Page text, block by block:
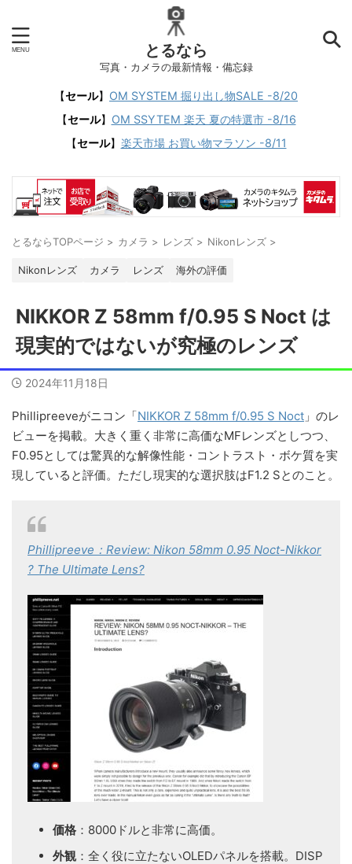
とるなら
写真・カメラの最新情報・備忘録
【セール】 OM SYSTEM 掘り出し物SALE -8/20
【セール】 OM SSYTEM 楽天 夏の特選市 -8/16
【セール】 楽天市場 お買い物マラソン -8/11
とるならTOPページ > カメラ > レンズ > Nikonレンズ >
Nikonレンズ カメラ レンズ 海外の評価
NIKKOR Z 58mm f/0.95 S Noct は
現実的ではないが究極のレンズ
2024年11月18日
Phillipreeveがニコン「NIKKOR Z 58mm f/0.95 S Noct 」のレ
ビューを掲載。大きく重く非常に高価なMFレンズとしつつ、
F0.95としては驚異的な解像性能・コントラスト・ボケ質を実
現していると評価。ただし現実的な選択肢はF1.2 Sとのこと。
Phillipreeve：Review: Nikon 58mm 0.95 Noct-Nikkor
? The Ultimate Lens?
価格 ：8000ドルと非常に高価。
外観 ：全く役に立たないOLEDパネルを搭載。DISP